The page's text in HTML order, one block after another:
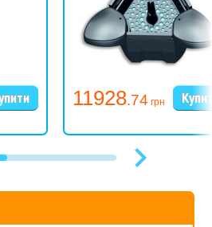
11928.74 грн